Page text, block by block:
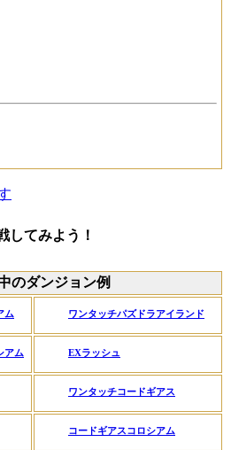
してみよう！
のダンジョン例
ム ワンタッチパズドラアイランド
アム EXラッシュ
ワンタッチコードギアス
コードギアスコロシアム